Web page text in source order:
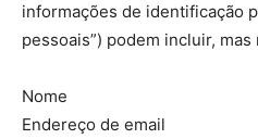
informações de identificação
pessoais”) podem incluir, mas
Nome
Endereço de email